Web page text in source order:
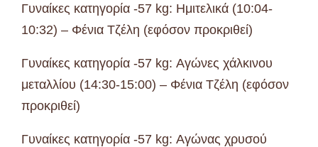
Γυναίκες κατηγορία -57 kg: Ημιτελικά (10:04-
10:32) – Φένια Τζέλη (εφόσον προκριθεί)
Γυναίκες κατηγορία -57 kg: Αγώνες χάλκινου
μεταλλίου (14:30-15:00) – Φένια Τζέλη (εφόσον
προκριθεί)
Γυναίκες κατηγορία -57 kg: Αγώνας χρυσού